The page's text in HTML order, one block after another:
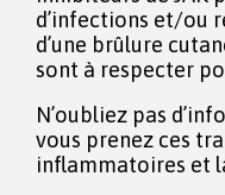
d’infections et/ou
d’une brûlure
sont à respecter
N’oubliez pas
vous prenez ces
inflammatoires et